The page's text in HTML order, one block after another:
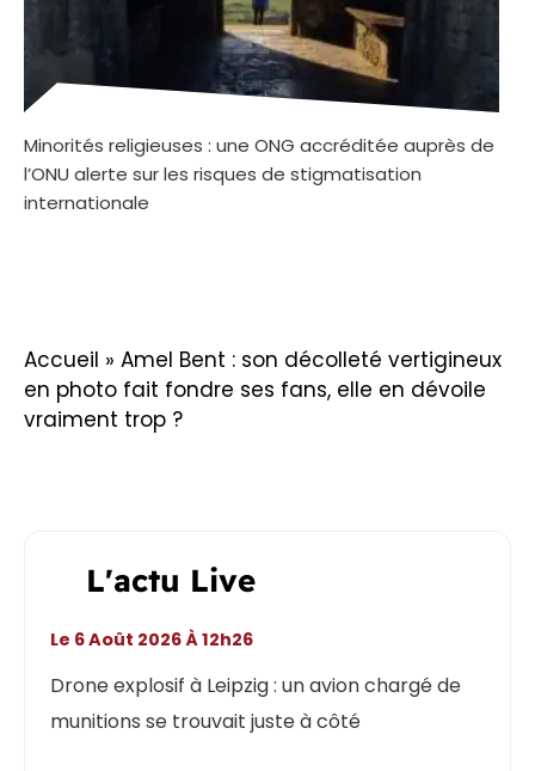
Minorités religieuses : une ONG accréditée auprès de
l’ONU alerte sur les risques de stigmatisation
internationale
Accueil » Amel Bent : son décolleté vertigineux
en photo fait fondre ses fans, elle en dévoile
vraiment trop ?
L'actu Live
Drone explosif à Leipzig : un avion chargé de
munitions se trouvait juste à côté
Le 6 Août 2026 À 12h26